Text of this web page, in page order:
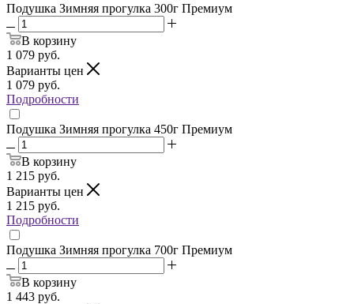
Подушка Зимняя прогулка 300г Премиум
В корзину
1 079 руб.
Варианты цен
1 079 руб.
Подробности
Подушка Зимняя прогулка 450г Премиум
В корзину
1 215 руб.
Варианты цен
1 215 руб.
Подробности
Подушка Зимняя прогулка 700г Премиум
В корзину
1 443 руб.